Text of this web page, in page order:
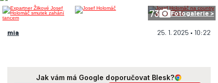
73 Fotogalerie >
mia 25. 1. 2025 • 10:22
Jak vám má Google doporučovat Blesk?